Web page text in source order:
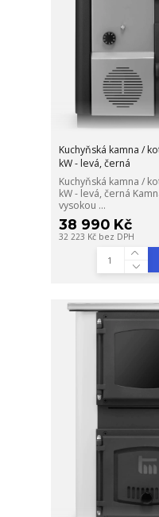
Kuchyňská kamna /
kW - levá, černá
Kuchyňská kamna /
kW - levá, černá
vysokou ...
38 990 Kč
32 223 Kč bez DPH